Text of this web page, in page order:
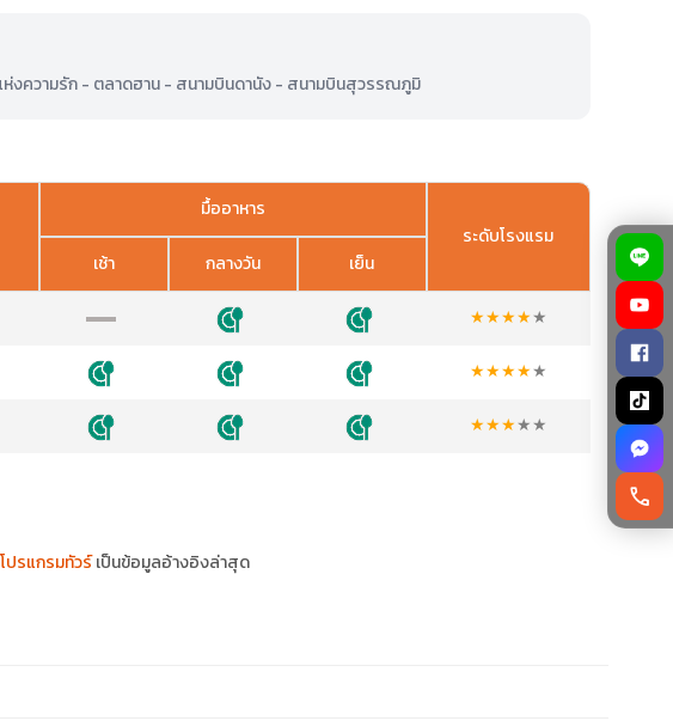
ห่งความรัก - ตลาดฮาน - สนามบินดานัง - สนามบินสุวรรณภูมิ
มื้ออาหาร
ระดับโรงแรม
เช้า
กลางวัน เย็น
★★★★★
★★★★★
★★★★★
ปรแกรมทัวร์เป็นข้อมูลอ้างอิงล่าสุด
call